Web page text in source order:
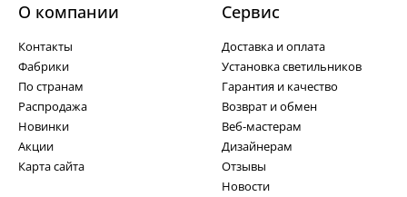
О компании
Контакты
Фабрики
По странам
Распродажа
Новинки
Акции
Карта сайта
Cервис
Доставка и оплата
Установка светильников
Гарантия и качество
Возврат и обмен
Веб-мастерам
Дизайнерам
Отзывы
Новости